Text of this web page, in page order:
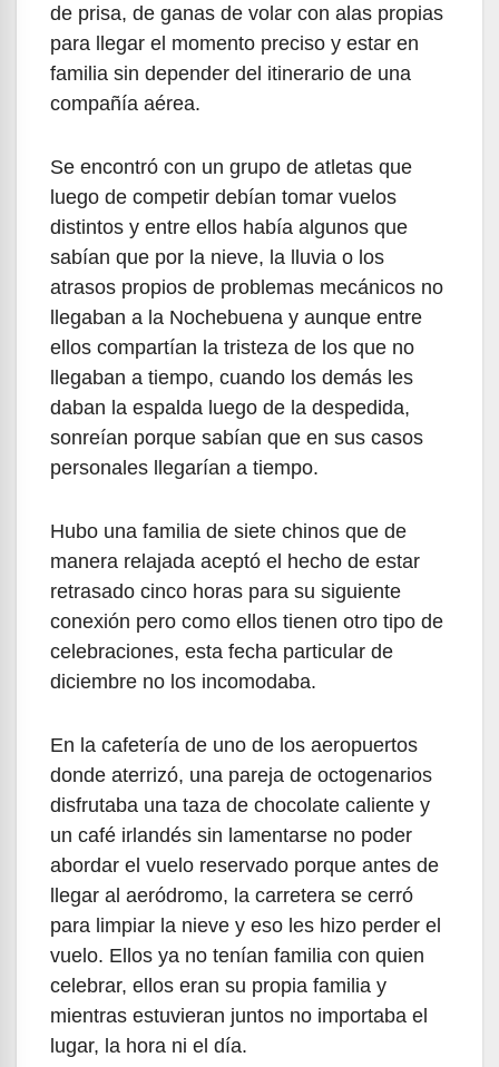
de prisa, de ganas de volar con alas propias
para llegar el momento preciso y estar en
familia sin depender del itinerario de una
compañía aérea.
Se encontró con un grupo de atletas que
luego de competir debían tomar vuelos
distintos y entre ellos había algunos que
sabían que por la nieve, la lluvia o los
atrasos propios de problemas mecánicos no
llegaban a la Nochebuena y aunque entre
ellos compartían la tristeza de los que no
llegaban a tiempo, cuando los demás les
daban la espalda luego de la despedida,
sonreían porque sabían que en sus casos
personales llegarían a tiempo.
Hubo una familia de siete chinos que de
manera relajada aceptó el hecho de estar
retrasado cinco horas para su siguiente
conexión pero como ellos tienen otro tipo de
celebraciones, esta fecha particular de
diciembre no los incomodaba.
En la cafetería de uno de los aeropuertos
donde aterrizó, una pareja de octogenarios
disfrutaba una taza de chocolate caliente y
un café irlandés sin lamentarse no poder
abordar el vuelo reservado porque antes de
llegar al aeródromo, la carretera se cerró
para limpiar la nieve y eso les hizo perder el
vuelo. Ellos ya no tenían familia con quien
celebrar, ellos eran su propia familia y
mientras estuvieran juntos no importaba el
lugar, la hora ni el día.